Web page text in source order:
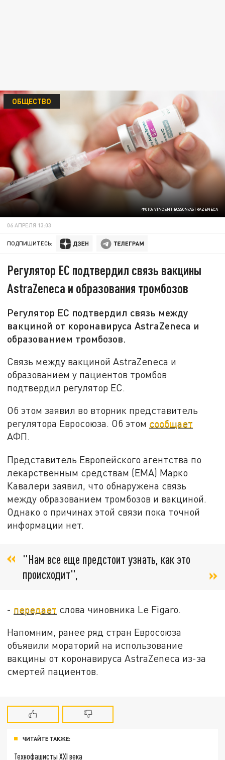
ФОТО: VINCENT BOSSON/ASTRAZENECA
ОБЩЕСТВО
06 АПРЕЛЯ 13:03
ПОДПИШИТЕСЬ:
Регулятор ЕС подтвердил связь вакцины
AstraZeneca и образования тромбозов
Регулятор ЕС подтвердил связь между
вакциной от коронавируса AstraZeneca и
образованием тромбозов.
Связь между вакциной AstraZeneca и
образованием у пациентов тромбов
подтвердил регулятор ЕС.
Об этом заявил во вторник представитель
регулятора Евросоюза. Об этом сообщает
АФП.
Представитель Европейского агентства по
лекарственным средствам (EMA) Марко
Кавалери заявил, что обнаружена связь
между образованием тромбозов и вакциной.
Однако о причинах этой связи пока точной
информации нет.
"Нам все еще предстоит узнать, как это
происходит",
- передает слова чиновника Le Figaro.
Напомним, ранее ряд стран Евросоюза
объявили мораторий на использование
вакцины от коронавируса AstraZeneca из-за
смертей пациентов.
ЧИТАЙТЕ ТАКЖЕ:
Технофашисты XXI века